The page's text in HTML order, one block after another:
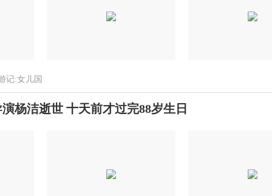
记:女儿国
杨洁逝世 十天前才过完88岁生日